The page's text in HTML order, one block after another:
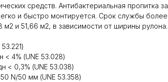
средств. Антибактериальная пропитка
и быстро монтируется. Срок службы
м2 и 51,66 м2, в зависимости от ширины рулона.
< 4% (UNE 53.028)
< 0,3% (UNE 53.038)
N/50 мм (UNE 53.358)